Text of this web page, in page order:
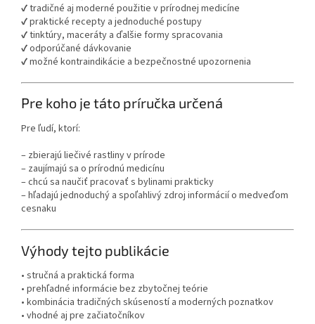
✔ tradičné aj moderné použitie v prírodnej medicíne
✔ praktické recepty a jednoduché postupy
✔ tinktúry, maceráty a ďalšie formy spracovania
✔ odporúčané dávkovanie
✔ možné kontraindikácie a bezpečnostné upozornenia
Pre koho je táto príručka určená
Pre ľudí, ktorí:
– zbierajú liečivé rastliny v prírode
– zaujímajú sa o prírodnú medicínu
– chcú sa naučiť pracovať s bylinami prakticky
– hľadajú jednoduchý a spoľahlivý zdroj informácií o medveďom
cesnaku
Výhody tejto publikácie
• stručná a praktická forma
• prehľadné informácie bez zbytočnej teórie
• kombinácia tradičných skúseností a moderných poznatkov
• vhodné aj pre začiatočníkov